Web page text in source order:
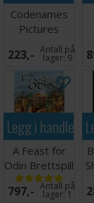
Codenames
Pictures
Kortspill -
ENGELSK
223,- Antall på
lager:9
Legg i
A Feast for
Odin Brettspill
797,- Antall på
lager:1